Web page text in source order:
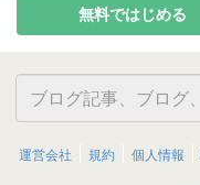
無料ではじめる
運営会社 規約 個人情報